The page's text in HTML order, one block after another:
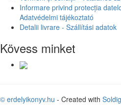
Informare privind protecția
Adatvédelmi tájékoztató
Detalii livrare - Szállítási adatok
Kövess minket
© erdelyikonyv.hu - Created with